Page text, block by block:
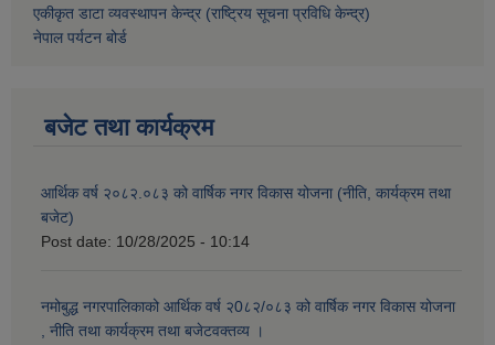
एकीकृत डाटा व्यवस्थापन केन्द्र (राष्ट्रिय सूचना प्रविधि केन्द्र)
नेपाल पर्यटन बोर्ड
बजेट तथा कार्यक्रम
आर्थिक वर्ष २०८२.०८३ को वार्षिक नगर विकास योजना (नीति, कार्यक्रम तथा
बजेट)
Post date: 10/28/2025 - 10:14
नमोबुद्ध नगरपालिकाको आर्थिक वर्ष २0८२/०८३ को वार्षिक नगर विकास योजना
, नीति तथा कार्यक्रम तथा बजेटवक्तव्य ।